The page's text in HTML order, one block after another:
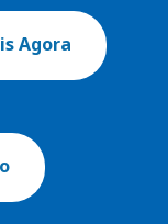
Agora